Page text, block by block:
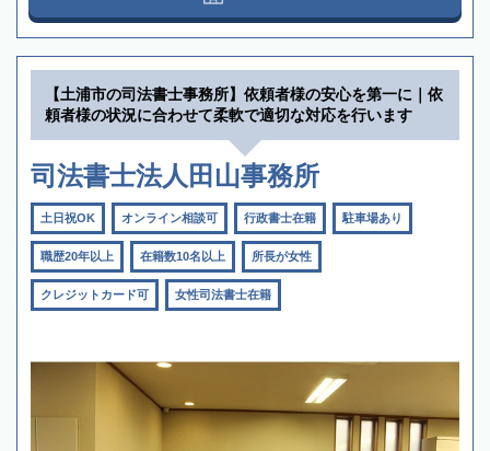
【土浦市の司法書士事務所】依頼者様の安心を第一に｜依
頼者様の状況に合わせて柔軟で適切な対応を行います
司法書士法人田山事務所
土日祝OK オンライン相談可 行政書士在籍 駐車場あり
職歴20年以上 在籍数10名以上 所長が女性
クレジットカード可 女性司法書士在籍